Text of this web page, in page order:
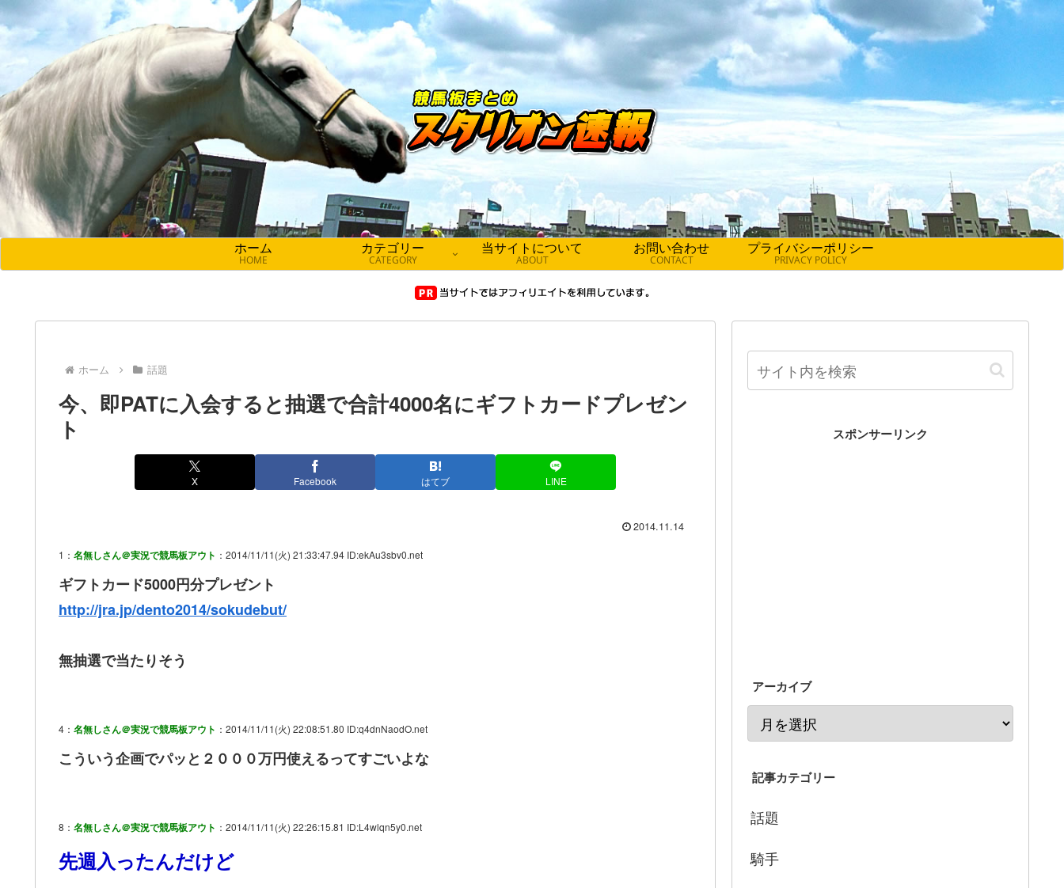
ホーム
HOME
カテゴリー
CATEGORY
当サイトについて
ABOUT
お問い合わせ
CONTACT
プライバシーポリシー
PRIVACY POLICY
ホーム 話題
今、即PATに入会すると抽選で合計4000名にギフトカードプレゼン
ト
X Facebook はてブ LINE
2014.11.14
1： 名無しさん＠実況で競馬板アウト ：2014/11/11(火) 21:33:47.94 ID:ekAu3sbv0.net
ギフトカード5000円分プレゼント
http://jra.jp/dento2014/sokudebut/
無抽選で当たりそう
4： 名無しさん＠実況で競馬板アウト ：2014/11/11(火) 22:08:51.80 ID:q4dnNaodO.net
こういう企画でパッと２０００万円使えるってすごいよな
8： 名無しさん＠実況で競馬板アウト ：2014/11/11(火) 22:26:15.81 ID:L4wlqn5y0.net
先週入ったんだけど
スポンサーリンク
アーカイブ
記事カテゴリー
話題
騎手